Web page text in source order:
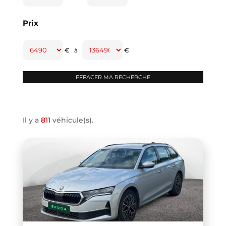
CLASSE A (1)
CLIO IV (1)
COMPASS
COOPER F67 (1)
COUPE R58 (1)
CRAFTER VAN (1)
DB11 COUPE (1)
Prix
€ à €
Il y a 811 véhicule(s).